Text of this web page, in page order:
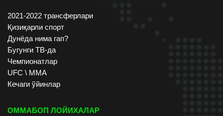
2021-2022 трансферлари
Қизиқарли спорт
Дунёда нима гап?
Бугунги ТВ-да
Чемпионатлар
UFC \ ММА
Кечаги ўйинлар
ОММАБОП ЛОЙИХАЛАР